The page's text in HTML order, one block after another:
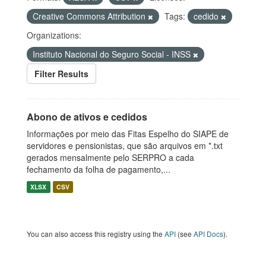
Creative Commons Attribution
Tags:
cedido
Organizations:
Instituto Nacional do Seguro Social - INSS
Filter Results
Abono de ativos e cedidos
Informações por meio das Fitas Espelho do SIAPE de
servidores e pensionistas, que são arquivos em *.txt
gerados mensalmente pelo SERPRO a cada
fechamento da folha de pagamento,...
XLSX CSV
You can also access this registry using the API (see API Docs).